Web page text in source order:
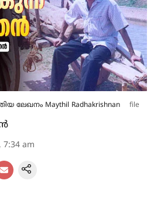
Maythil Radhakrishnan file
7:34 am